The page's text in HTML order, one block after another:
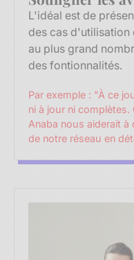
L'idéal est de
des cas d'utilisation
au plus grand
des fontionnalités.
Par exemple : "À ce
ni à jour ni complètes.
Anaba nous aiderait
de notre réseau en